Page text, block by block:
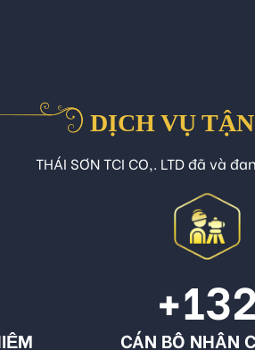
DỊCH VỤ
THÁI SƠN TCI CO,. LTD đã và
+132
CÁN BỘ NHÂN